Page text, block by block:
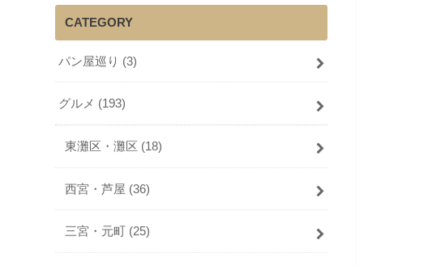
CATEGORY
パン屋巡り (3)
グルメ (193)
東灘区・灘区 (18)
西宮・芦屋 (36)
三宮・元町 (25)